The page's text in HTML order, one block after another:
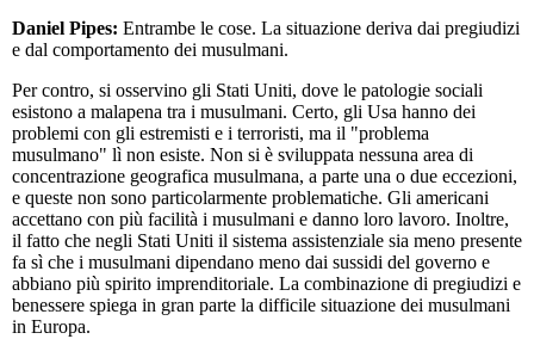
Daniel Pipes: Entrambe le cose. La situazione deriva dai pregiudizi
e dal comportamento dei musulmani.
Per contro, si osservino gli Stati Uniti, dove le patologie sociali
esistono a malapena tra i musulmani. Certo, gli Usa hanno dei
problemi con gli estremisti e i terroristi, ma il "problema
musulmano" lì non esiste. Non si è sviluppata nessuna area di
concentrazione geografica musulmana, a parte una o due eccezioni,
e queste non sono particolarmente problematiche. Gli americani
accettano con più facilità i musulmani e danno loro lavoro. Inoltre,
il fatto che negli Stati Uniti il sistema assistenziale sia meno presente
fa sì che i musulmani dipendano meno dai sussidi del governo e
abbiano più spirito imprenditoriale. La combinazione di pregiudizi e
benessere spiega in gran parte la difficile situazione dei musulmani
in Europa.